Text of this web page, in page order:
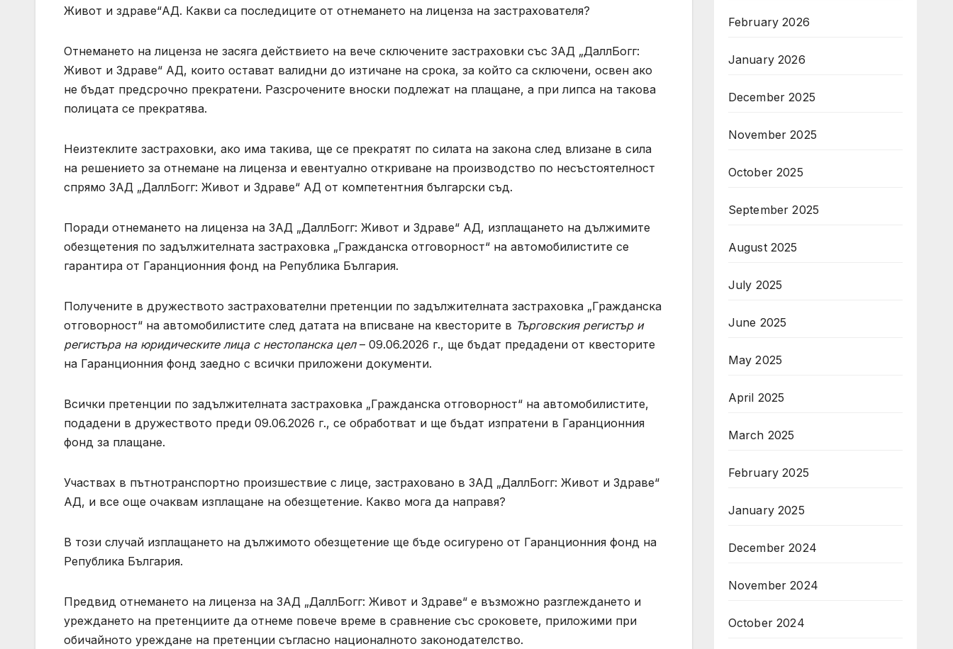
Живот и здраве“АД. Какви са последиците от отнемането на лиценза на застрахователя?
Отнемането на лиценза не засяга действието на вече сключените застраховки със ЗАД „ДаллБогг:
Живот и Здраве“ АД, които остават валидни до изтичане на срока, за който са сключени, освен ако
не бъдат предсрочно прекратени. Разсрочените вноски подлежат на плащане, а при липса на такова
полицата се прекратява.
Неизтеклите застраховки, ако има такива, ще се прекратят по силата на закона след влизане в сила
на решението за отнемане на лиценза и евентуално откриване на производство по несъстоятелност
спрямо ЗАД „ДаллБогг: Живот и Здраве“ АД от компетентния български съд.
Поради отнемането на лиценза на ЗАД „ДаллБогг: Живот и Здраве“ АД, изплащането на дължимите
обезщетения по задължителната застраховка „Гражданска отговорност“ на автомобилистите се
гарантира от Гаранционния фонд на Република България.
Получените в дружеството застрахователни претенции по задължителната застраховка „Гражданска
отговорност“ на автомобилистите след датата на вписване на квесторите в Търговския регистър и
регистъра на юридическите лица с нестопанска цел– 09.06.2026 г., ще бъдат предадени от квесторите
на Гаранционния фонд заедно с всички приложени документи.
Всички претенции по задължителната застраховка „Гражданска отговорност“ на автомобилистите,
подадени в дружеството преди 09.06.2026 г., се обработват и ще бъдат изпратени в Гаранционния
фонд за плащане.
Участвах в пътнотранспортно произшествие с лице, застраховано в ЗАД „ДаллБогг: Живот и Здраве“
АД, и все още очаквам изплащане на обезщетение. Какво мога да направя?
В този случай изплащането на дължимото обезщетение ще бъде осигурено от Гаранционния фонд на
Република България.
Предвид отнемането на лиценза на ЗАД „ДаллБогг: Живот и Здраве“ е възможно разглеждането и
уреждането на претенциите да отнеме повече време в сравнение със сроковете, приложими при
обичайното уреждане на претенции съгласно националното законодателство.
February 2026
January 2026
December 2025
November 2025
October 2025
September 2025
August 2025
July 2025
June 2025
May 2025
April 2025
March 2025
February 2025
January 2025
December 2024
November 2024
October 2024